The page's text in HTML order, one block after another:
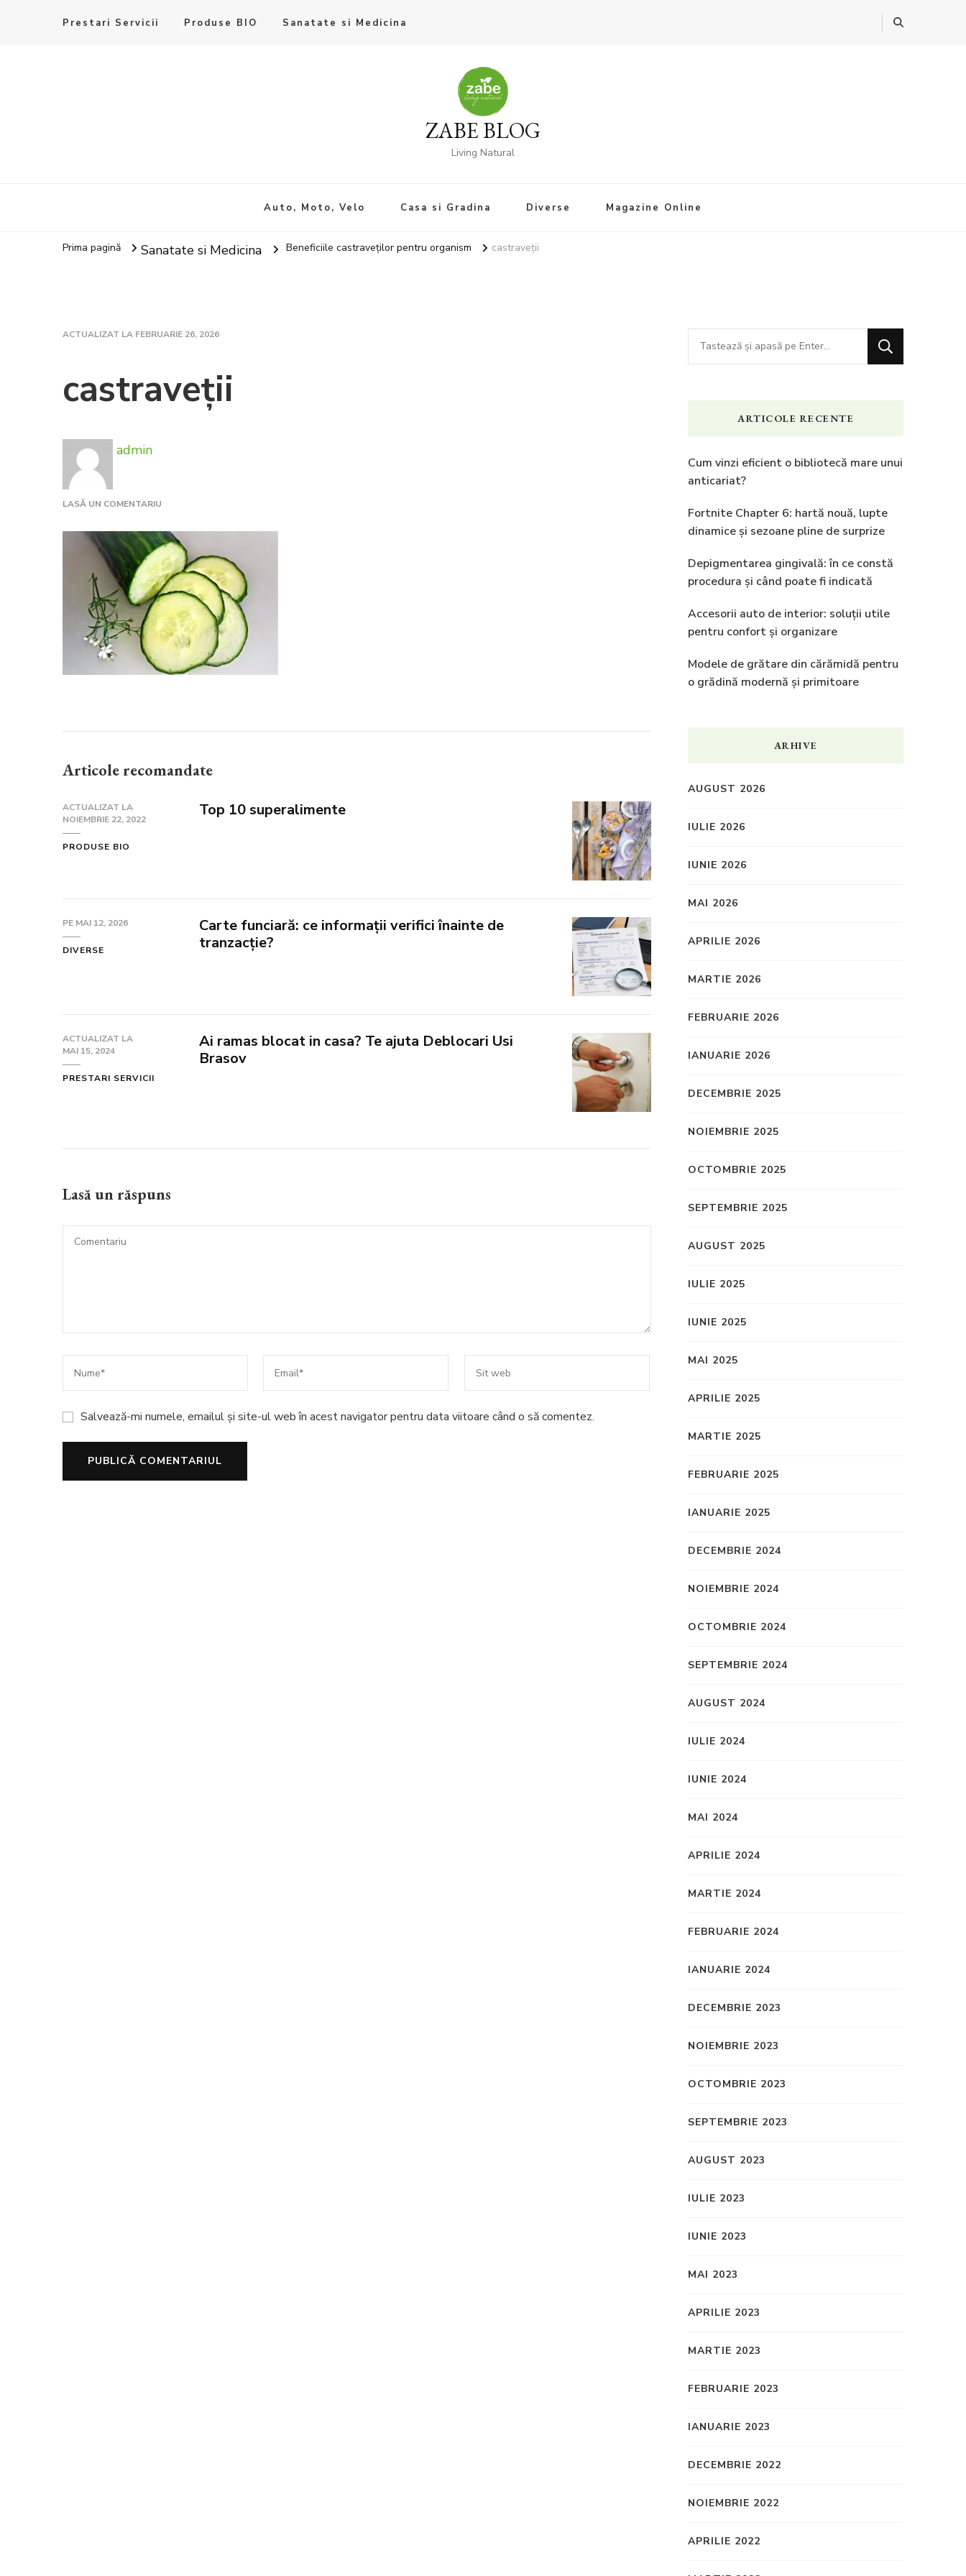
Prestari Servicii Produse BIO Sanatate si Medicina
ZABE BLOG
Living Natural
Auto, Moto, Velo Casa si Gradina Diverse Magazine Online
Prima pagină Sanatate si Medicina Beneficiile castraveților pentru organism castraveții
ACTUALIZAT LA FEBRUARIE 26, 2026
castraveții
admin
LASĂ UN COMENTARIU
Articole recomandate
ACTUALIZAT LA
NOIEMBRIE 22, 2022
PRODUSE BIO
Top 10 superalimente
PE MAI 12, 2026
DIVERSE
Carte funciară: ce informații verifici înainte de
tranzacție?
ACTUALIZAT LA
MAI 15, 2024
PRESTARI SERVICII
Ai ramas blocat in casa? Te ajuta Deblocari Usi
Brasov
Lasă un răspuns
Salvează-mi numele, emailul și site-ul web în acest navigator pentru data viitoare când o să comentez.
Cauți
ceva?
ARTICOLE RECENTE
Cum vinzi eficient o bibliotecă mare unui
anticariat?
Fortnite Chapter 6: hartă nouă, lupte
dinamice și sezoane pline de surprize
Depigmentarea gingivală: în ce constă
procedura și când poate fi indicată
Accesorii auto de interior: soluții utile
pentru confort și organizare
Modele de grătare din cărămidă pentru
o grădină modernă și primitoare
ARHIVE
AUGUST 2026
IULIE 2026
IUNIE 2026
MAI 2026
APRILIE 2026
MARTIE 2026
FEBRUARIE 2026
IANUARIE 2026
DECEMBRIE 2025
NOIEMBRIE 2025
OCTOMBRIE 2025
SEPTEMBRIE 2025
AUGUST 2025
IULIE 2025
IUNIE 2025
MAI 2025
APRILIE 2025
MARTIE 2025
FEBRUARIE 2025
IANUARIE 2025
DECEMBRIE 2024
NOIEMBRIE 2024
OCTOMBRIE 2024
SEPTEMBRIE 2024
AUGUST 2024
IULIE 2024
IUNIE 2024
MAI 2024
APRILIE 2024
MARTIE 2024
FEBRUARIE 2024
IANUARIE 2024
DECEMBRIE 2023
NOIEMBRIE 2023
OCTOMBRIE 2023
SEPTEMBRIE 2023
AUGUST 2023
IULIE 2023
IUNIE 2023
MAI 2023
APRILIE 2023
MARTIE 2023
FEBRUARIE 2023
IANUARIE 2023
DECEMBRIE 2022
NOIEMBRIE 2022
APRILIE 2022